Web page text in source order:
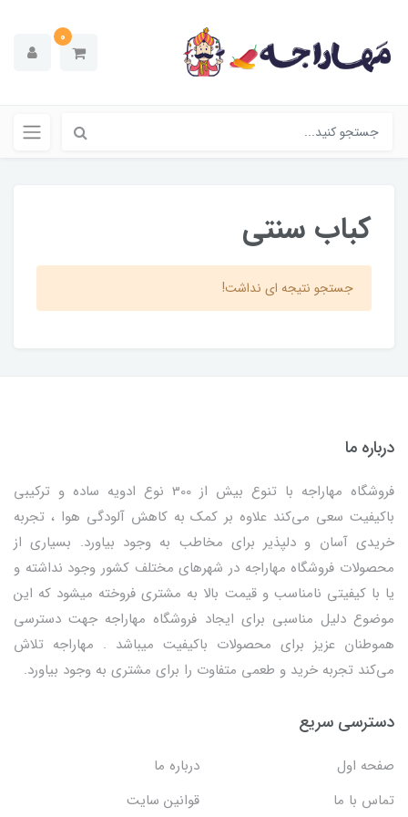
0
کباب سنتی
جستجو نتیجه ای نداشت!
درباره ما
فروشگاه مهاراجه با تنوع بیش از 300 نوع ادویه ساده و ترکیبی
باکیفیت سعی می‌کند علاوه بر کمک به کاهش آلودگی هوا ، تجربه
خریدی آسان و دلپذیر برای مخاطب به وجود بیاورد. بسیاری از
محصولات فروشگاه مهاراجه در شهرهای مختلف کشور وجود نداشته و
یا با کیفیتی نامناسب و قیمت بالا به مشتری فروخته میشود که این
موضوع دلیل مناسبی برای ایجاد فروشگاه مهاراجه جهت دسترسی
هموطنان عزیز برای محصولات باکیفیت میباشد . مهاراجه تلاش
می‌کند تجربه خرید و طعمی متفاوت را برای مشتری به وجود بیاورد.
دسترسی سریع
صفحه اول
درباره ما
تماس با ما
قوانین سایت